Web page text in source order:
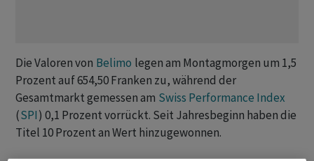
Die Valoren von Belimo legen am Montagmorgen um 1,5
Prozent auf 654,50 Franken zu, während der
Gesamtmarkt gemessen am Swiss Performance Index
(SPI) 0,1 Prozent vorrückt. Seit Jahresbeginn haben die
Titel 10 Prozent an Wert hinzugewonnen.